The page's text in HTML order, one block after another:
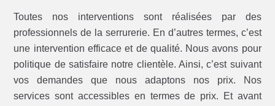
Toutes nos interventions sont réalisées par des
professionnels de la serrurerie. En d’autres termes, c’est
une intervention efficace et de qualité. Nous avons pour
politique de satisfaire notre clientèle. Ainsi, c’est suivant
vos demandes que nous adaptons nos prix. Nos
services sont accessibles en termes de prix. Et avant